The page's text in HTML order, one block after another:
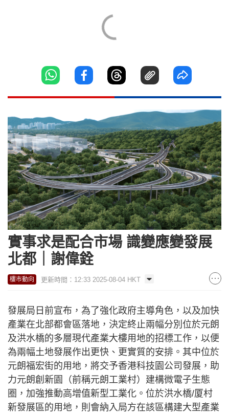
實事求是配合市場 識變應變發展
北都｜謝偉銓
樓市動向 更新時間：12:33 2025-08-04 HKT
發展局日前宣布，為了強化政府主導角色，以及加快
產業在北部都會區落地，決定終止兩幅分別位於元朗
及洪水橋的多層現代產業大樓用地的招標工作，以便
為兩幅土地發展作出更快、更實質的安排。其中位於
元朗福宏街的用地，將交予香港科技園公司發展，助
力元朗創新園（前稱元朗工業村）建構微電子生態
圈，加強推動高增值新型工業化。位於洪水橋/厦村
新發展區的用地，則會納入局方在該區構建大型產業